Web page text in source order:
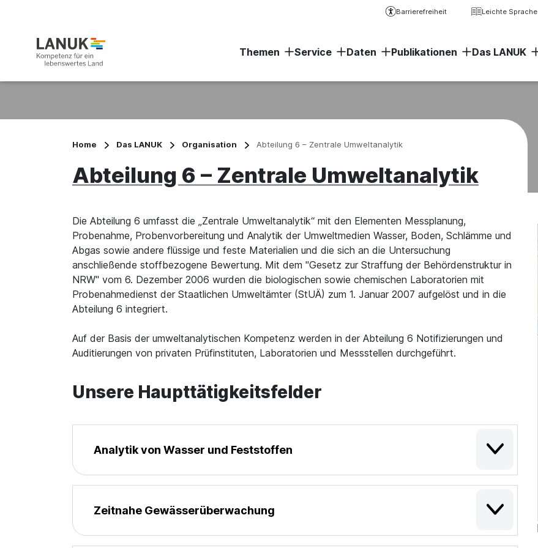
Barrierefreiheit Leichte Sprache
Themen Service Daten Publikationen Das LANUK
Home Das LANUK Organisation Abteilung 6 – Zentrale Umweltanalytik
Abteilung 6 – Zentrale Umweltanalytik
Die Abteilung 6 umfasst die „Zentrale Umweltanalytik“ mit den Elementen Messplanung,
Probenahme, Probenvorbereitung und Analytik der Umweltmedien Wasser, Boden, Schlämme und
Abgas sowie andere flüssige und feste Materialien und die sich an die Untersuchung
anschließende stoffbezogene Bewertung. Mit dem "Gesetz zur Straffung der Behördenstruktur in
NRW" vom 6. Dezember 2006 wurden die biologischen sowie chemischen Laboratorien mit
Probenahmedienst der Staatlichen Umweltämter (StUÄ) zum 1. Januar 2007 aufgelöst und in die
Abteilung 6 integriert.
Auf der Basis der umweltanalytischen Kompetenz werden in der Abteilung 6 Notifizierungen und
Auditierungen von privaten Prüfinstituten, Laboratorien und Messstellen durchgeführt.
Unsere Haupttätigkeitsfelder
Analytik von Wasser und Feststoffen
Zeitnahe Gewässerüberwachung